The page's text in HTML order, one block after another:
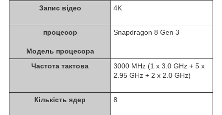
Запис відео 4K
процесор
Модель процесора
Snapdragon 8 Gen 3
Частота тактова
3000 MHz (1 x 3.0 GHz + 5 x
2.95 GHz + 2 x 2.0 GHz)
Кількість ядер 8